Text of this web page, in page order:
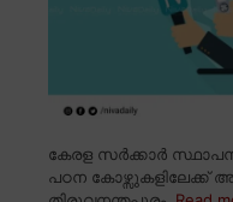
കേരള സർക്കാർ
പഠന കോഴ്സുകളിലേക്ക്